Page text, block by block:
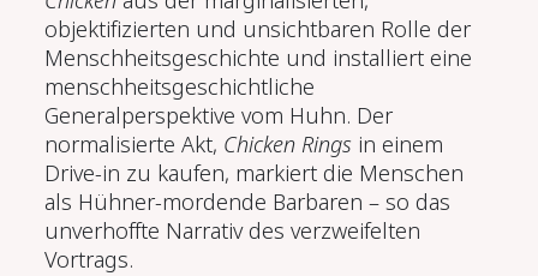
objektifizierten und unsichtbaren Rolle der
Menschheitsgeschichte und installiert eine
menschheitsgeschichtliche
Generalperspektive vom Huhn. Der
normalisierte Akt, Chicken Rings in einem
Drive-in zu kaufen, markiert die Menschen
als Hühner-mordende Barbaren – so das
unverhoffte Narrativ des verzweifelten
Vortrags.